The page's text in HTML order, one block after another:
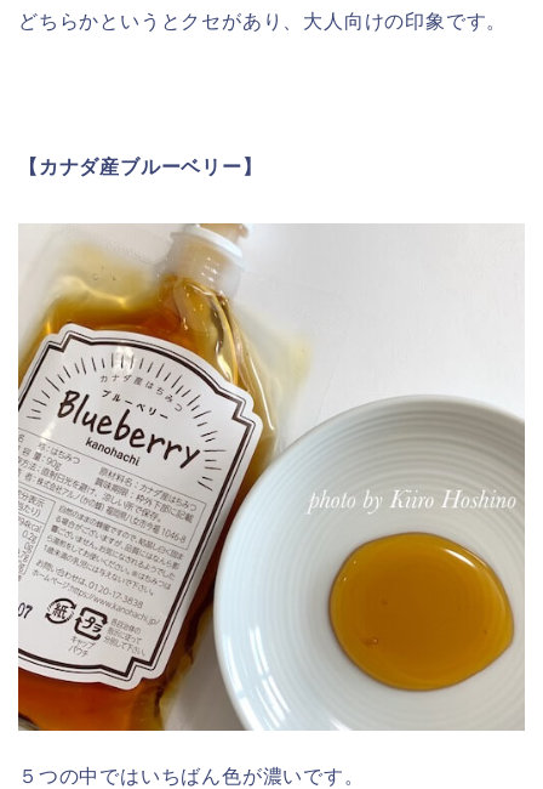
どちらかというとクセがあり、大人向けの印象です。
【カナダ産ブルーベリー】
５つの中ではいちばん色が濃いです。